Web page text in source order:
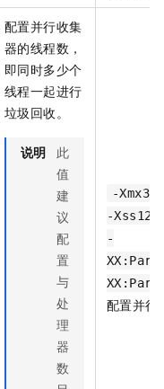
配置并行收集
器的线程数，
即同时多少个
线程一起进行
垃圾回收。
说明
此
值
建
议
配
置
与
处
理
器
数
-
-
-
配置并行